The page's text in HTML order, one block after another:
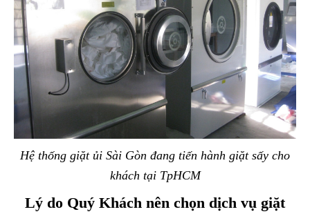
Hệ thống giặt ủi Sài Gòn đang tiến hành giặt sấy cho
khách tại TpHCM
Lý do Quý Khách nên chọn dịch vụ giặt